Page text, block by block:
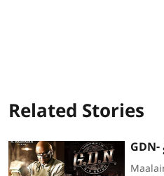
Related Stories